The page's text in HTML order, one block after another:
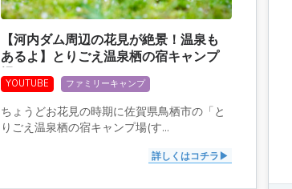
【河内ダム周辺の花見が絶景！温泉も
あるよ】とりごえ温泉栖の宿キャンプ
場（すみかのやど）
YOUTUBE ファミリーキャンプ
ちょうどお花見の時期に佐賀県鳥栖市の「と
りごえ温泉栖の宿キャンプ場(す...
詳しくはコチラ